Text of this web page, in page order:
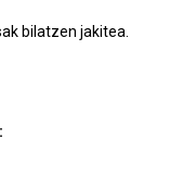
bilatzen jakitea.